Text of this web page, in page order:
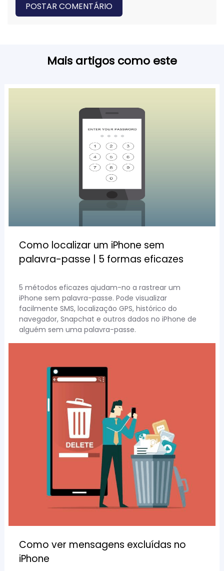
POSTAR COMENTÁRIO
Mais artigos como este
Como localizar um iPhone sem
palavra-passe | 5 formas eficazes
5 métodos eficazes ajudam-no a rastrear um
iPhone sem palavra-passe. Pode visualizar
facilmente SMS, localização GPS, histórico do
navegador, Snapchat e outros dados no iPhone de
alguém sem uma palavra-passe.
Como ver mensagens excluídas no
iPhone